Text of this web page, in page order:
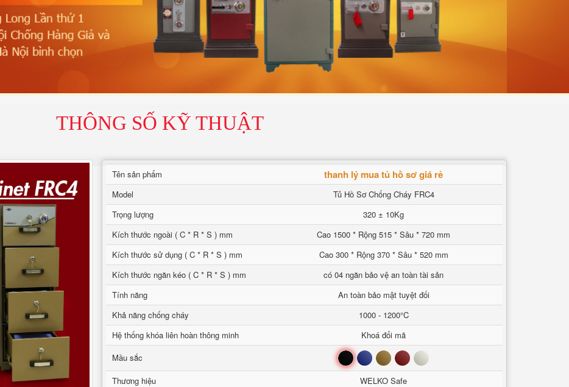
THÔNG SỐ KỸ THUẬT
Tên sản phẩm thanh lý mua tủ hồ sơ giá rẻ
Model
Tủ Hồ Sơ Chống Cháy FRC4
Trọng lượng
320 ± 10Kg
Kích thước ngoài ( C * R * S ) mm
Cao 1500 * Rộng 515 * Sâu * 720 mm
Kích thước sử dụng ( C * R * S ) mm
Cao 300 * Rộng 370 * Sâu * 520 mm
Kích thước ngăn kéo ( C * R * S ) mm
có 04 ngăn bảo vệ an toàn tài sản
Tính năng
An toàn bảo mật tuyệt đối
Khả năng chống cháy
1000 - 1200°C
Hệ thống khóa liên hoàn thông minh
Khoá đổi mã
Mầu sắc
Đen Xanh Nâu Đỏ Trắng
Thương hiệu
WELKO Safe